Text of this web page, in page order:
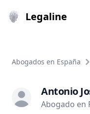
Legaline
Abogados en España
Antonio
Abogado en